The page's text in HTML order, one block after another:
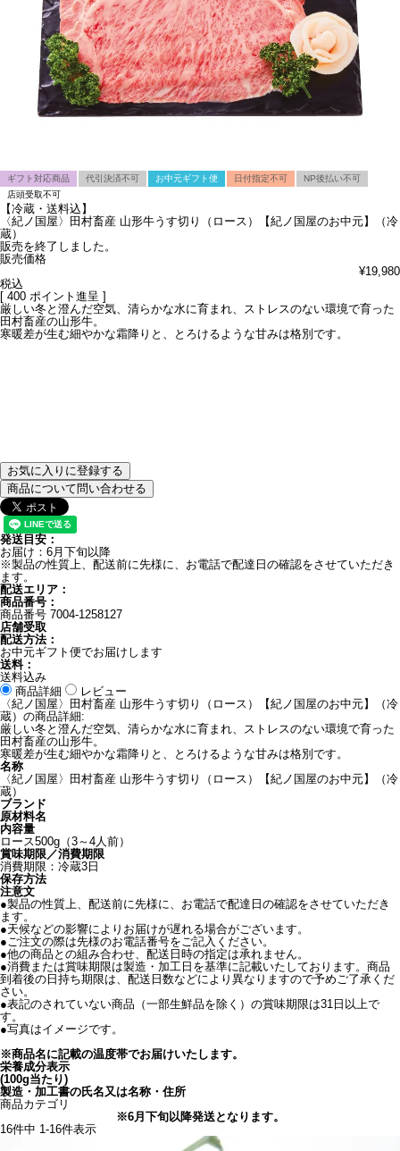
ギフト対応商品 代引決済不可 お中元ギフト便 日付指定不可
NP後払い不可
店頭受取不可
【冷蔵・送料込】
〈紀ノ国屋〉田村畜産 山形牛うす切り（ロース）【紀ノ国屋のお中元】（冷
蔵）
販売を終了しました。
販売価格
¥19,980
税込
[ 400 ポイント進呈 ]
厳しい冬と澄んだ空気、清らかな水に育まれ、ストレスのない環境で育った
田村畜産の山形牛。
寒暖差が生む細やかな霜降りと、とろけるような甘みは格別です。
お気に入りに登録する
商品について問い合わせる
発送目安：
お届け：6月下旬以降
※製品の性質上、配送前に先様に、お電話で配達日の確認をさせていただき
ます。
配送エリア：
商品番号：
商品番号 7004-1258127
店舗受取
配送方法：
お中元ギフト便でお届けします
送料：
送料込み
商品詳細
レビュー
〈紀ノ国屋〉田村畜産 山形牛うす切り（ロース）【紀ノ国屋のお中元】（冷
蔵）の商品詳細:
厳しい冬と澄んだ空気、清らかな水に育まれ、ストレスのない環境で育った
田村畜産の山形牛。
寒暖差が生む細やかな霜降りと、とろけるような甘みは格別です。
名称
〈紀ノ国屋〉田村畜産 山形牛うす切り（ロース）【紀ノ国屋のお中元】（冷
蔵）
ブランド
原材料名
内容量
ロース500g（3～4人前）
賞味期限／消費期限
消費期限：冷蔵3日
保存方法
注意文
●製品の性質上、配送前に先様に、お電話で配達日の確認をさせていただき
ます。
●天候などの影響によりお届けが遅れる場合がございます。
●ご注文の際は先様のお電話番号をご記入ください。
●他の商品との組み合わせ、配送日時の指定は承れません。
●消費または賞味期限は製造・加工日を基準に記載いたしております。商品
到着後の日持ち期限は、配送日数などにより異なりますので予めご了承くだ
さい。
●表記のされていない商品（一部生鮮品を除く）の賞味期限は31日以上で
す。
●写真はイメージです。
※商品名に記載の温度帯でお届けいたします。
栄養成分表示
(100g当たり)
製造・加工書の氏名又は名称・住所
商品カテゴリ
※6月下旬以降発送となります。
16件中 1-16件表示